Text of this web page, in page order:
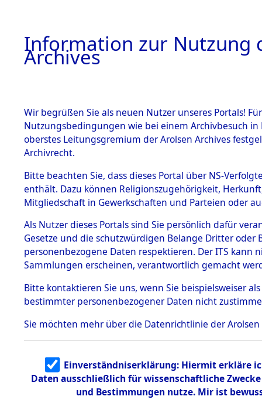
BESTÄNDE
1.
mente
5. Verschiedenes
5.3
Todesmärsche
5.3.1 Alliierte
Erhebungen
zu
Todesmärsch
en
5.3.2
Identifizierun
g
5.3.3
Todesmärsch
Dead -
Branch -
0009
Information zur Nutzung
Archives
Wir begrüßen Sie als neuen Nutzer unseres Portals!
Nutzungsbedingungen wie bei einem Archivbesuch
oberstes Leitungsgremium der Arolsen Archives
Archivrecht.
Bitte beachten Sie, dass dieses Portal über NS-
enthält. Dazu können Religionszugehörigkeit,
Mitgliedschaft in Gewerkschaften und Parteien oder
Als Nutzer dieses Portals sind Sie persönlich dafür
Gesetze und die schutzwürdigen Belange Dritter
personenbezogene Daten respektieren. Der ITS
Sammlungen erscheinen, verantwortlich gemacht
Bitte kontaktieren Sie uns, wenn Sie beispielsweiser
bestimmter personenbezogener Daten nicht
Sie möchten mehr über die Datenrichtlinie der Arolsen
Einverständniserklärung: Hiermit erkläre
Daten ausschließlich für wissenschaftliche
und Bestimmungen nutze. Mir ist